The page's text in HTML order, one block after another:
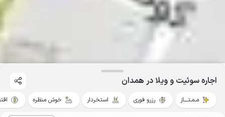
اجاره سوئیت و ویلا در همدان
مـمـتــــاز رزرو فوری استخردار خوش منظره